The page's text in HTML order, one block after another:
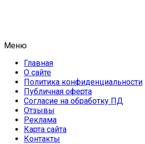
Меню
Главная
О сайте
Политика конфиденциальности
Публичная оферта
Согласие на обработку ПД
Отзывы
Реклама
Карта сайта
Контакты